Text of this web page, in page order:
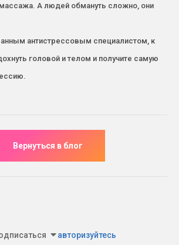
А людей обмануть сложно, они
антистрессовым специалистом, к
головой и телом и получите самую
авторизуйтесь